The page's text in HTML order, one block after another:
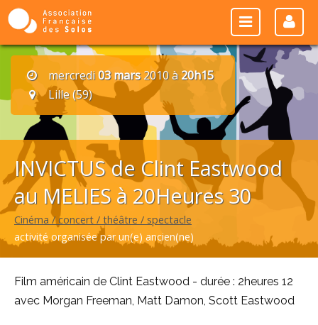
mercredi03 mars2010 à20h15
Lille (59)
INVICTUS de Clint Eastwood
au MELIES à 20Heures 30
Cinéma / concert / théâtre / spectacle
activité organisée par un(e) ancien(ne)
Film américain de Clint Eastwood - durée : 2heures 12
avec Morgan Freeman, Matt Damon, Scott Eastwood